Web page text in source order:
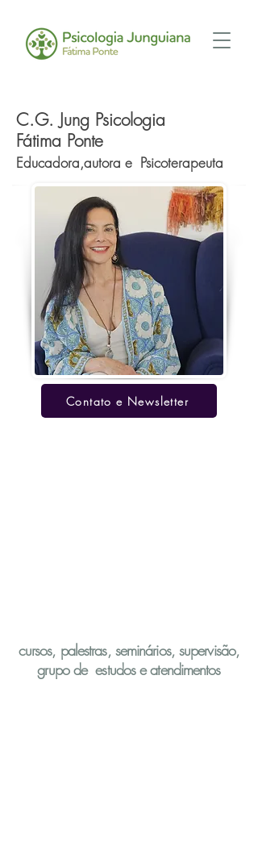
C.G. Jung Psicologia
Fátima Ponte
Educadora,autora e Psicoterapeuta
Contato e Newsletter
cursos, palestras, seminários, supervisão,
grupo de estudos e atendimentos